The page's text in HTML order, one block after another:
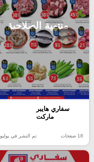
منتهية الصلاحية
سفاري هايبر
ماركت
18 صفحات تم النشر في يوليو 16